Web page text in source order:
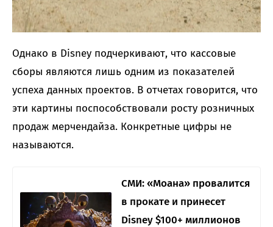
Однако в Disney подчеркивают, что кассовые
сборы являются лишь одним из показателей
успеха данных проектов. В отчетах говорится, что
эти картины поспособствовали росту розничных
продаж мерчендайза. Конкретные цифры не
называются.
СМИ: «Моана» провалится
в прокате и принесет
Disney $100+ миллионов